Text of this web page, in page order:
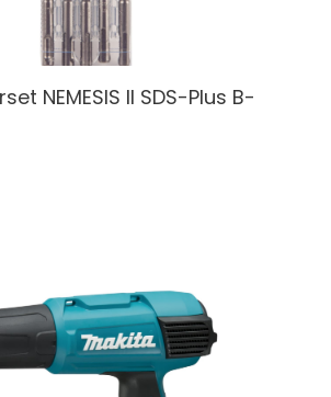
NEMESIS II SDS-Plus B-